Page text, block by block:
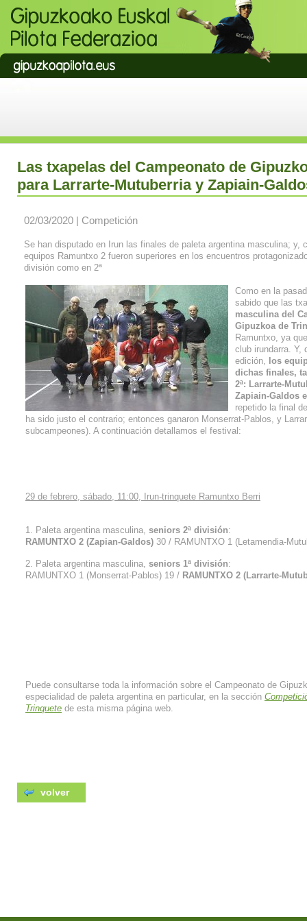
Las txapelas del Campeonato de
para Larrarte-Mutuberria y Zapiain-
02/03/2020 | Competición
Se han disputado en Irun las finales de paleta argentina masculina; y,
equipos Ramuntxo 2 fueron superiores en los encuentros
división como en 2ª
Como en la
sabido que las
masculina del
Gipuzkoa de
Ramuntxo, ya
club irundarra. Y,
edición, los
dichas finales,
2ª: Larrarte-
Zapiain-Galdos
repetido la final
ha sido justo el contrario; entonces ganaron Monserrat-Pablos, y
subcampeones). A continuación detallamos el festival:
29 de febrero, sábado, 11:00, Irun-trinquete Ramuntxo Berri
1. Paleta argentina masculina, seniors 2ª división:
RAMUNTXO 2 (Zapian-Galdos) 30 / RAMUNTXO 1 (Letamendia-
2. Paleta argentina masculina, seniors 1ª división:
RAMUNTXO 1 (Monserrat-Pablos) 19 / RAMUNTXO 2 (Larrarte-
Puede consultarse toda la información sobre el Campeonato de
especialidad de paleta argentina en particular, en la sección
Trinquete de esta misma página web.
volver